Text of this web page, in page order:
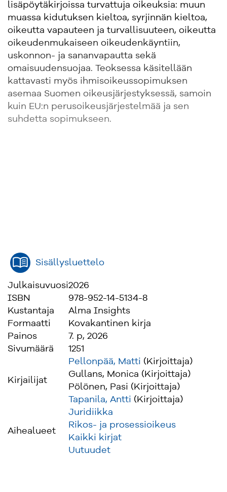
lisäpöytäkirjoissa turvattuja oikeuksia: muun
muassa kidutuksen kieltoa, syrjinnän kieltoa,
oikeutta vapauteen ja turvallisuuteen, oikeutta
oikeudenmukaiseen oikeudenkäyntiin,
uskonnon- ja sananvapautta sekä
omaisuudensuojaa. Teoksessa käsitellään
kattavasti myös ihmisoikeussopimuksen
asemaa Suomen oikeusjärjestyksessä, samoin
kuin EU:n perusoikeusjärjestelmää ja sen
suhdetta sopimukseen.
Sisällysluettelo
Julkaisuvuosi2026
ISBN
978-952-14-5134-8
Kustantaja
Alma Insights
Formaatti
Kovakantinen kirja
Painos
7. p, 2026
Sivumäärä
1251
Kirjailijat
Pellonpää, Matti (Kirjoittaja)
Gullans, Monica (Kirjoittaja)
Pölönen, Pasi (Kirjoittaja)
Tapanila, Antti (Kirjoittaja)
Aihealueet
Juridiikka
Rikos- ja prosessioikeus
Kaikki kirjat
Uutuudet